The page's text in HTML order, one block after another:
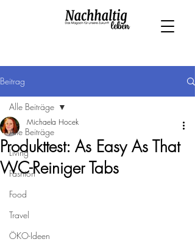
Beitrag
Alle Beiträge
Living
Fashion
Food
Travel
ÖKO-Ideen
Alle Beiträge
Produkttest: As Easy As That
WC-Reiniger Tabs
Michaela Hocek